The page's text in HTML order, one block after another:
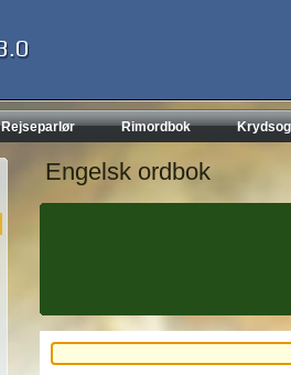
Rejseparlør Rimordbok
Engelsk ordbok